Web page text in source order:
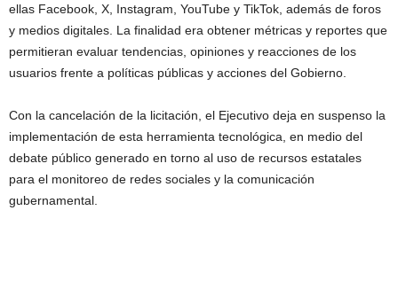
ellas Facebook, X, Instagram, YouTube y TikTok, además de foros
y medios digitales. La finalidad era obtener métricas y reportes que
permitieran evaluar tendencias, opiniones y reacciones de los
usuarios frente a políticas públicas y acciones del Gobierno.
Con la cancelación de la licitación, el Ejecutivo deja en suspenso la
implementación de esta herramienta tecnológica, en medio del
debate público generado en torno al uso de recursos estatales
para el monitoreo de redes sociales y la comunicación
gubernamental.